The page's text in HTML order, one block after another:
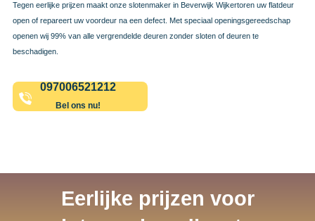
Tegen eerlijke prijzen maakt onze slotenmaker in Beverwijk Wijkertoren uw flatdeur
open of repareert uw voordeur na een defect. Met speciaal openingsgereedschap
openen wij 99% van alle vergrendelde deuren zonder sloten of deuren te
beschadigen.
097006521212
Bel ons nu!
Eerlijke prijzen voor